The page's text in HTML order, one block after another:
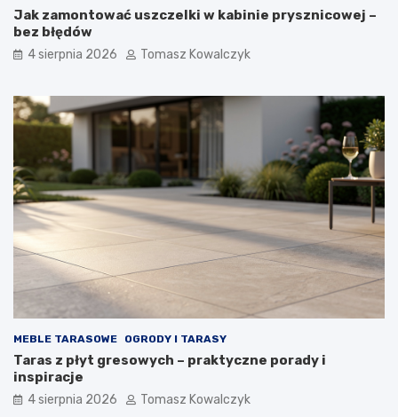
Jak zamontować uszczelki w kabinie prysznicowej –
bez błędów
4 sierpnia 2026 Tomasz Kowalczyk
MEBLE TARASOWE OGRODY I TARASY
Taras z płyt gresowych – praktyczne porady i
inspiracje
4 sierpnia 2026 Tomasz Kowalczyk